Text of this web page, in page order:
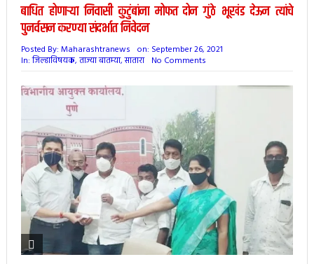
बाधित होणाऱ्या निवासी कुटुंबांना मोफत दोन गुंठे भूखंड देऊन त्यांचे
पुनर्वसन करण्या संदर्भात निवेदन
Posted By: Maharashtranews on: September 26, 2021
In:जिल्हाविषयक, ताज्या बातम्या,सातारा No Comments